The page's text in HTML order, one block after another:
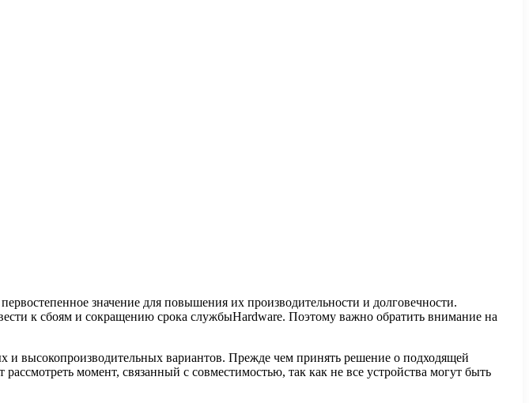
значение для повышения их производительности и долговечности.
к сбоям и сокращению срока службыHardware. Поэтому важно обратить внимание на
высокопроизводительных вариантов. Прежде чем принять решение о подходящей
момент, связанный с совместимостью, так как не все устройства могут быть